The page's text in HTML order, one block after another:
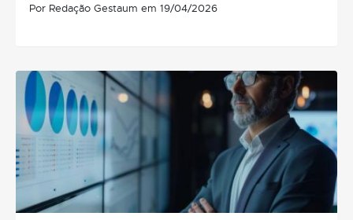
Por Redação Gestaum em 19/04/2026